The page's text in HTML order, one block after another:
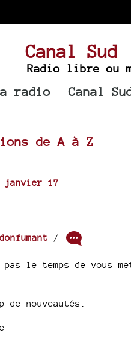
Canal Sud
Radio libre ou
radio Canal
de A à Z
janvier 17
/
le temps de vous
nouveautés.